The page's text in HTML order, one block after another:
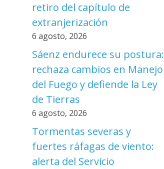
retiro del capítulo de
extranjerización
6 agosto, 2026
Sáenz endurece su postura:
rechaza cambios en Manejo
del Fuego y defiende la Ley
de Tierras
6 agosto, 2026
Tormentas severas y
fuertes ráfagas de viento:
alerta del Servicio